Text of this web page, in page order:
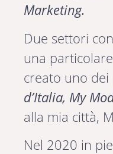
Marketing.
Due settori
una
creato uno dei
d’Italia, My
alla mia città,
Nel 2020 in